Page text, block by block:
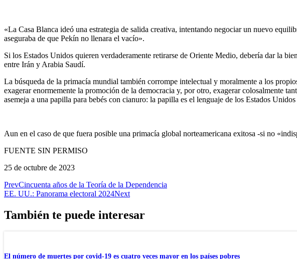
«La Casa Blanca ideó una estrategia de salida creativa, intentando negociar un nuevo
aseguraba de que Pekín no llenara el vacío».
Si los Estados Unidos quieren verdaderamente retirarse de Oriente Medio, debería dar la
entre Irán y Arabia Saudí.
La búsqueda de la primacía mundial también corrompe intelectual y moralmente a los
exagerar enormemente la promoción de la democracia y, por otro, exagerar colosalmente
asemeja a una papilla para bebés con cianuro: la papilla es el lenguaje de los Estados
Aun en el caso de que fuera posible una primacía global norteamericana exitosa -si no
FUENTE SIN PERMISO
25 de octubre de 2023
PrevCincuenta años de la Teoría de la Dependencia
EE. UU.: Panorama electoral 2024Next
También te puede interesar
El número de muertes por covid-19 es cuatro veces mayor en los países pobres